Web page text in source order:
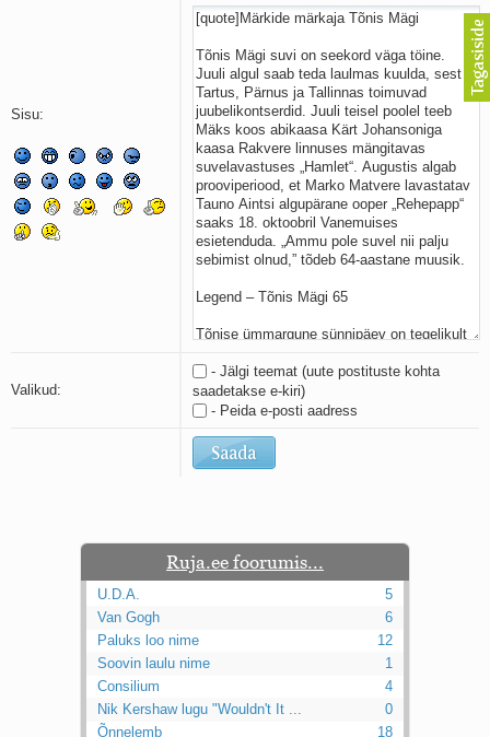
Põhi, lõuna, ida, lääs
Elupõline kaja
Perekondlik
Kassimäng
Läänemere lained
Üle müüri
Valgusemaastikud
Kaks pihtimust
Sisu:
Valikud:
- Jälgi teemat (uute postituste kohta
saadetakse e-kiri)
- Peida e-posti aadress
Ruja.ee foorumis...
U.D.A.
5
Van Gogh
6
Paluks loo nime
12
Soovin laulu nime
1
Consilium
4
Nik Kershaw lugu "Wouldn't It ...
0
Õnnelemb
18